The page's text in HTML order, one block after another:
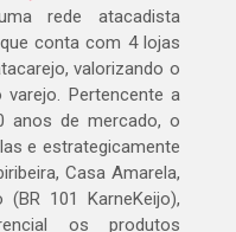
rede atacadista
conta com 4 lojas
valorizando o
Pertencente a
anos de mercado, o
e estrategicamente
Casa Amarela,
101 KarneKeijo),
os produtos